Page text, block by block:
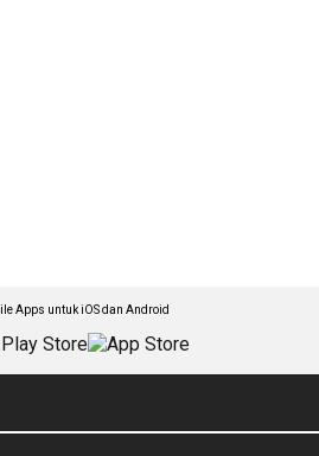
Apps untuk iOS dan Android